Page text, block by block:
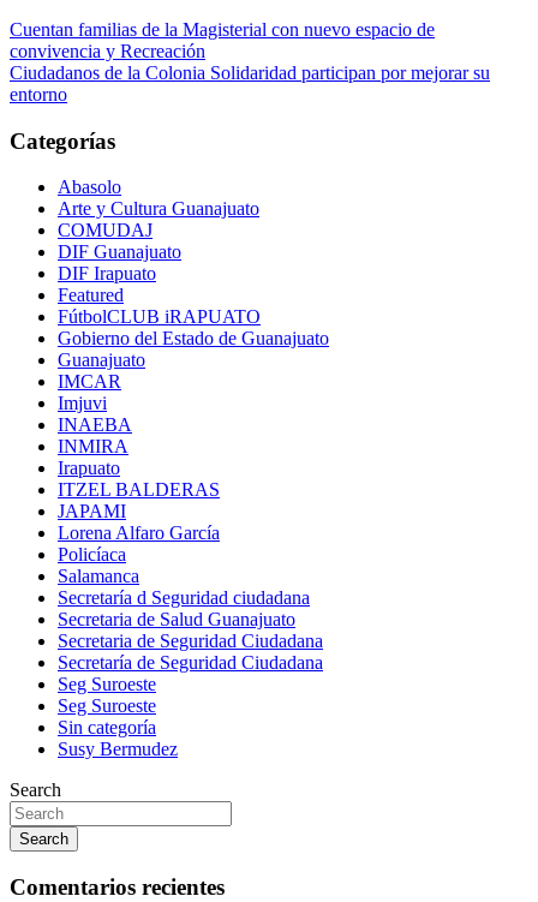
Navegación
de
entradas
Cuentan familias de la Magisterial con nuevo espacio de
convivencia y Recreación
Ciudadanos de la Colonia Solidaridad participan por mejorar su
entorno
Categorías
Abasolo
Arte y Cultura Guanajuato
COMUDAJ
DIF Guanajuato
DIF Irapuato
Featured
FútbolCLUB iRAPUATO
Gobierno del Estado de Guanajuato
Guanajuato
IMCAR
Imjuvi
INAEBA
INMIRA
Irapuato
ITZEL BALDERAS
JAPAMI
Lorena Alfaro García
Policíaca
Salamanca
Secretaría d Seguridad ciudadana
Secretaria de Salud Guanajuato
Secretaria de Seguridad Ciudadana
Secretaría de Seguridad Ciudadana
Seg Suroeste
Seg Suroeste
Sin categoría
Susy Bermudez
Search
Search
Comentarios recientes